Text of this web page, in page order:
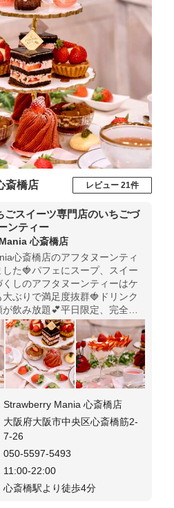
斎橋店 レビュー 21件
ごスイーツ専門店のいちごづ
ンティー
心斎橋店
心斎橋店のアフタヌーンティ
た🍓パフェにスープ、スイー
しのアフタヌーンティーはケ
ぶりで満足度抜群🍓ドリンク
飲み放題💕平日限定、完全予
Strawberry Mania 心斎橋店
大阪府大阪市中央区心斎橋筋2-
7-26
050-5597-5493
11:00-22:00
心斎橋駅より徒歩4分